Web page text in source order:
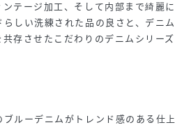
テージ加工、そして内部まで綺麗に
しい洗練された品の良さと、デニム
存させたこだわりのデニムシリーズ
ルーデニムがトレンド感のある仕上